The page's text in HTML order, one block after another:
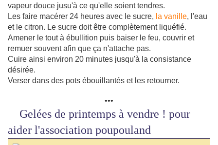
vapeur douce jusu'à ce qu'elle soient tendres.
Les faire macérer 24 heures avec le sucre, la vanille, l'eau
et le citron. Le sucre doit être complètement liquéfié.
Amener le tout à ébullition puis baiser le feu, couvrir et
remuer souvent afin que ça n'attache pas.
Cuire ainsi environ 20 minutes jusqu'à la consistance
désirée.
Verser dans des pots ébouillantés et les retourner.
•••
Gelées de printemps à vendre ! pour
aider l'association poupouland